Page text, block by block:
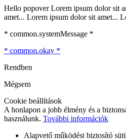
Hello popover Lorem ipsum dolor sit
amet... Lorem ipsum dolor sit amet...
* common.systemMessage *
* common.okay *
Rendben
Mégsem
Cookie beállítások
A honlapon a jobb élmény és a
használunk. További információk
Alapvető működést biztosító